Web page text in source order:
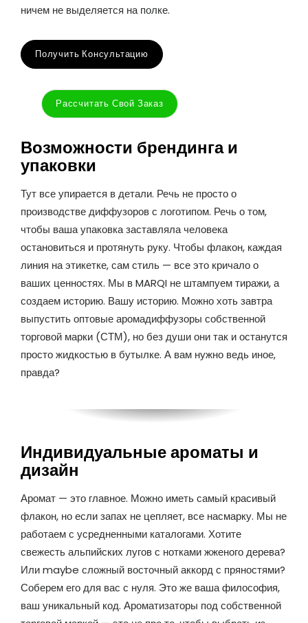
ничем не выделяется на полке.
Получить Консультацию
Рассчитать Свой Заказ
Возможности брендинга и
упаковки
Тут все упирается в детали. Речь не просто о
производстве диффузоров с логотипом. Речь о том,
чтобы ваша упаковка заставляла человека
остановиться и протянуть руку. Чтобы флакон, каждая
линия на этикетке, сам стиль — все это кричало о
ваших ценностях. Мы в MARQI не штампуем тиражи, а
создаем историю. Вашу историю. Можно хоть завтра
выпустить оптовые аромадиффузоры собственной
торговой марки (СТМ), но без души они так и останутся
просто жидкостью в бутылке. А вам нужно ведь иное,
правда?
Индивидуальные ароматы и
дизайн
Аромат — это главное. Можно иметь самый красивый
флакон, но если запах не цепляет, все насмарку. Мы не
работаем с усредненными каталогами. Хотите
свежесть альпийских лугов с нотками жженого дерева?
Или maybe сложный восточный аккорд с пряностями?
Соберем его для вас с нуля. Это же ваша философия,
ваш уникальный код. Ароматизаторы под собственной